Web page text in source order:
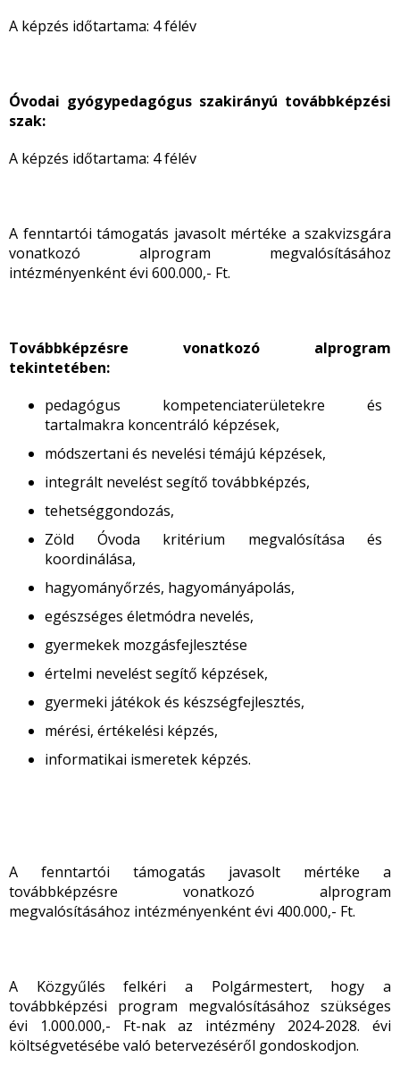
A képzés időtartama: 4 félév
Óvodai gyógypedagógus szakirányú továbbképzési
szak:
A képzés időtartama: 4 félév
A fenntartói támogatás javasolt mértéke a szakvizsgára
vonatkozó alprogram megvalósításához
intézményenként évi 600.000,- Ft.
Továbbképzésre vonatkozó alprogram
tekintetében:
pedagógus kompetenciaterületekre és
tartalmakra koncentráló képzések,
módszertani és nevelési témájú képzések,
integrált nevelést segítő továbbképzés,
tehetséggondozás,
Zöld Óvoda kritérium megvalósítása és
koordinálása,
hagyományőrzés, hagyományápolás,
egészséges életmódra nevelés,
gyermekek mozgásfejlesztése
értelmi nevelést segítő képzések,
gyermeki játékok és készségfejlesztés,
mérési, értékelési képzés,
informatikai ismeretek képzés.
A fenntartói támogatás javasolt mértéke a
továbbképzésre vonatkozó alprogram
megvalósításához intézményenként évi 400.000,- Ft.
A Közgyűlés felkéri a Polgármestert, hogy a
továbbképzési program megvalósításához szükséges
évi 1.000.000,- Ft-nak az intézmény 2024-2028. évi
költségvetésébe való betervezéséről gondoskodjon.